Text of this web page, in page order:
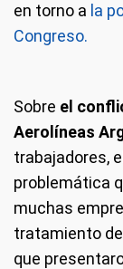
en torno a la
Congreso.
Sobre el
Aerolíneas
trabajadores,
problemática
muchas
tratamiento
que